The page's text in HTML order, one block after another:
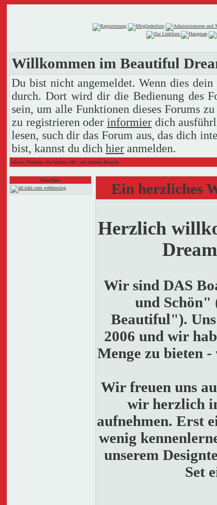
Willkommen im Beautiful
Du bist nicht angemeldet. Wenn dies
durch. Dort wird dir die Bedienung des
sein, um alle Funktionen dieses Forums
zu registrieren oder informierdich
lesen, such dir das Forum aus, das dich
bist, kannst du dich hier anmelden.
aktive Themen: der letzten 24h | seit letztem Besuch
Sonstiges
Ein herzliches
Herzlich
Wir sind DAS
und Schön"
Beautiful").
2006 und wir
Menge zu bieten
Wir freuen uns
wir herzlich
aufnehmen. Erst
wenig
unserem
Set